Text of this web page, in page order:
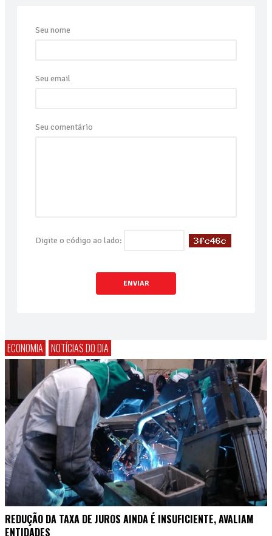
Seu nome
Seu email
Seu comentário
Digite o código ao lado:
ENVIAR
ECONOMIA NOTÍCIAS DO DIA
REDUÇÃO DA TAXA DE JUROS AINDA É INSUFICIENTE, AVALIAM
ENTIDADES